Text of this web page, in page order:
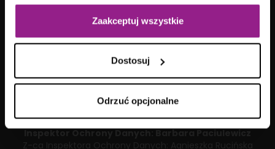
Zaakceptuj wszystkie
Dostosuj
Odrzuć opcjonalne
Aplitt sp. z o.o. posiada status dużego przedsiębiorcy w
rozumieniu ustawy z dnia
8 marca 2013 roku
przeciwdziałaniu nadmiernym opóźnieniom w transakcjach
handlowych.